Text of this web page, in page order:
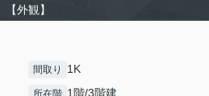
【外観】
間取り 1K
1階/3階建